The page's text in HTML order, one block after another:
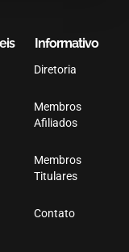
Informativo
Diretoria
Membros
Afiliados
Membros
Titulares
Contato